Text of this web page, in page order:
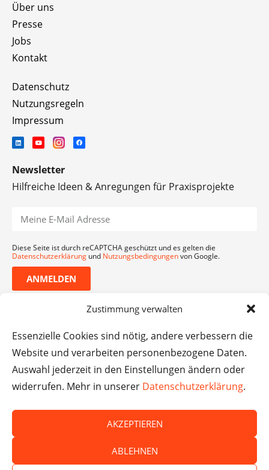
Zustimmung verwalten
Essenzielle Cookies sind nötig, andere verbessern die
Website und verarbeiten personenbezogene Daten.
Auswahl jederzeit in den Einstellungen ändern oder
widerrufen. Mehr in unserer Datenschutzerklärung.
AKZEPTIEREN
ABLEHNEN
Über uns
Presse
Jobs
Kontakt
Datenschutz
Nutzungsregeln
Impressum
Newsletter
Hilfreiche Ideen & Anregungen für Praxisprojekte
Diese Seite ist durch reCAPTCHA geschützt und es gelten die
Datenschutzerklärung und Nutzungsbedingungenvon Google.
ANMELDEN
nicht für die Inhalte externer Websites.